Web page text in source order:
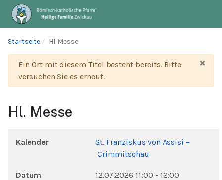
Startseite Hl. Messe
×
Warnung
Ein Ort mit diesem Titel besteht bereits. Bitte
versuchen Sie es erneut.
Hl. Messe
Kalender
St. Franziskus von Assisi –
Crimmitschau
Datum 12.07.2026 11:00 - 12:00